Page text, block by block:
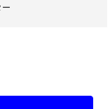
ー